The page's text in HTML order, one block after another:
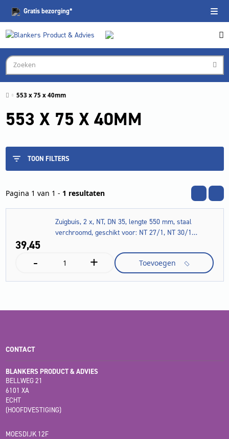
Gratisbezorging*
553 x 75 x 40mm
553 X 75 X 40MM
TOON FILTERS
Pagina 1 van 1 - 1 resultaten
39,45
Zuigbuis, 2 x, NT, DN 35, lengte 550 mm, staal
verchroomd, geschikt voor: NT 27/1, NT 30/1…
-
Zuigbuis,
x,
35,
staal
geschikt
voor:
NT
NT
+ Toevoegen
CONTACT
BLANKERS PRODUCT & ADVIES
BELLWEG 21
6101 XA
ECHT
(HOOFDVESTIGING)
MOESDIJK 12F